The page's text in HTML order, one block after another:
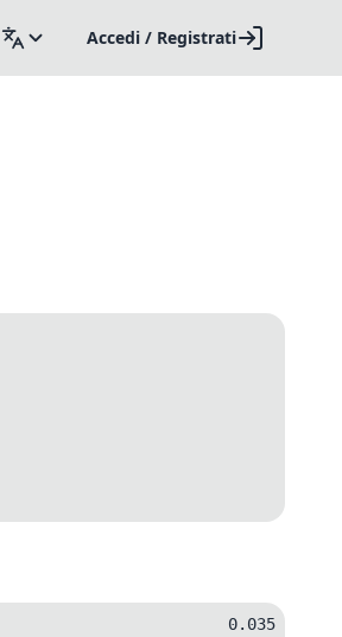
Accedi / Registrati
0.035